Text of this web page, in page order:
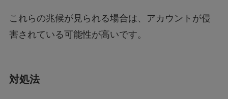
これらの兆候が見られる場合は、アカウントが侵
害されている可能性が高いです。
対処法